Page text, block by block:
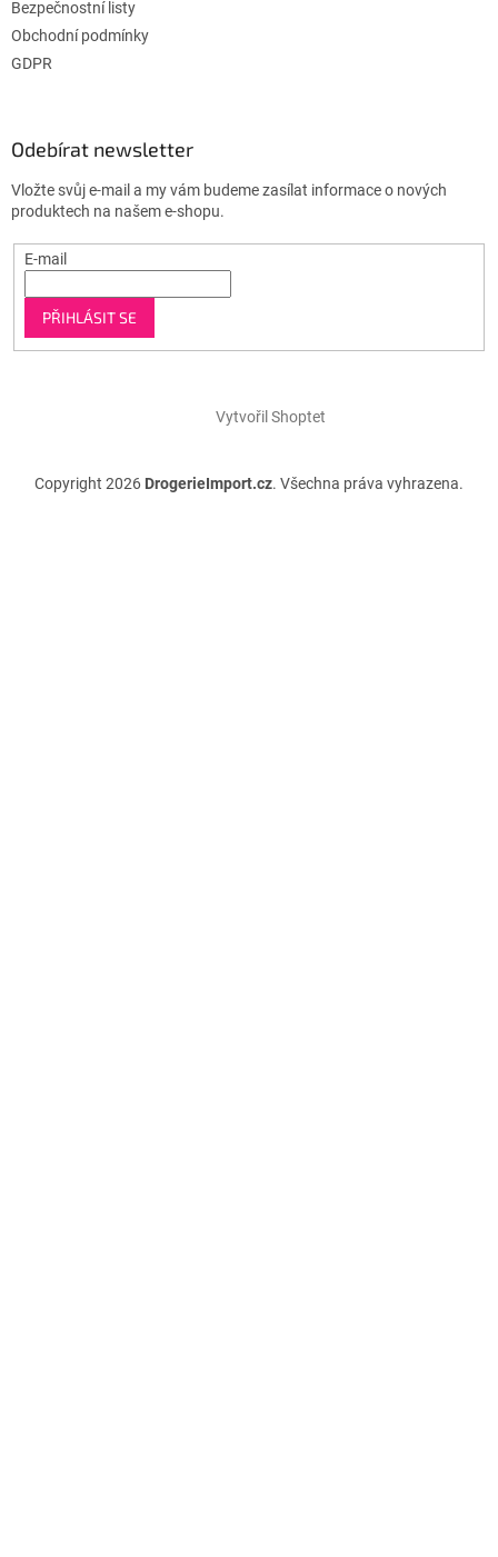
Bezpečnostní listy
Obchodní podmínky
GDPR
Odebírat newsletter
Vložte svůj e-mail a my vám budeme zasílat informace o nových
produktech na našem e-shopu.
E-mail
PŘIHLÁSIT SE
Vytvořil Shoptet
Copyright 2026 DrogerieImport.cz. Všechna práva vyhrazena.